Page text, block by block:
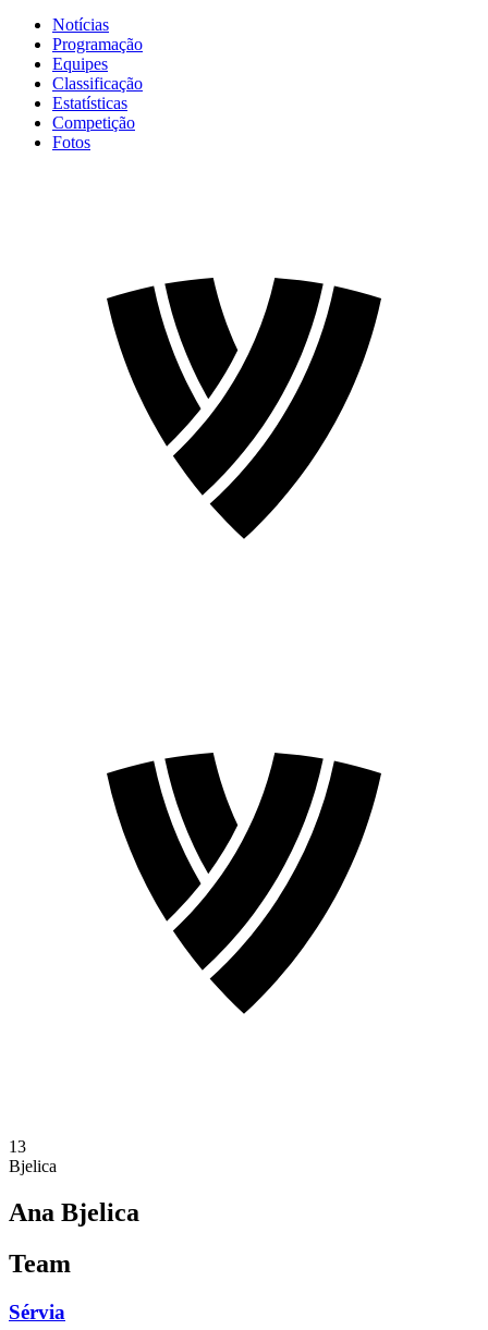
Notícias
Programação
Equipes
Classificação
Estatísticas
Competição
Fotos
13
Bjelica
Ana Bjelica
Team
Sérvia